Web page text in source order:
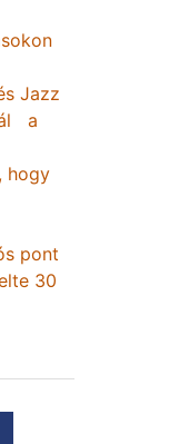
Jazz
a
hogy
pont
30